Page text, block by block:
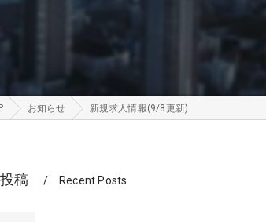
お知らせ 新規求人情報(9/8更新)
稿 Recent Posts